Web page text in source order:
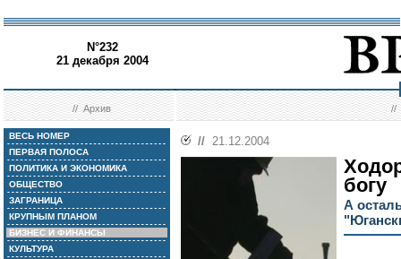
N°232
21 декабря 2004
//Архив //
ВЕСЬ НОМЕР
ПЕРВАЯ ПОЛОСА
ПОЛИТИКА И ЭКОНОМИКА
ОБЩЕСТВО
ЗАГРАНИЦА
КРУПНЫМ ПЛАНОМ
БИЗНЕС И ФИНАНСЫ
КУЛЬТУРА
// 21.12.2004
богу
А